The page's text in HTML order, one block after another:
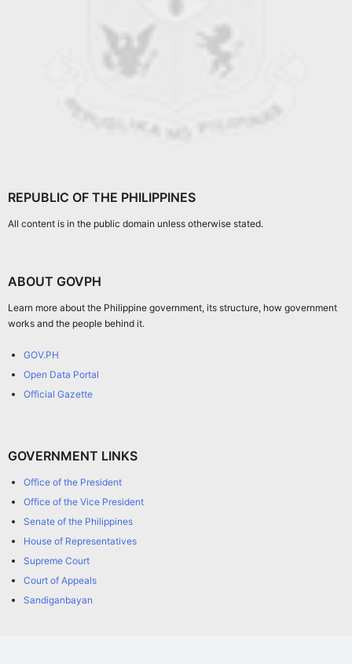
REPUBLIC OF THE PHILIPPINES
All content is in the public domain unless otherwise stated.
ABOUT GOVPH
Learn more about the Philippine government, its structure, how government
works and the people behind it.
GOV.PH
Open Data Portal
Official Gazette
GOVERNMENT LINKS
Office of the President
Office of the Vice President
Senate of the Philippines
House of Representatives
Supreme Court
Court of Appeals
Sandiganbayan